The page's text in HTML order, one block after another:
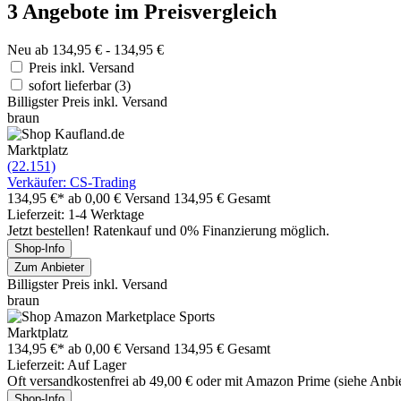
3 Angebote im Preisvergleich
Neu ab 134,95 € - 134,95 €
Preis inkl. Versand
sofort lieferbar(3)
Billigster Preis inkl. Versand
braun
Marktplatz
(22.151)
Verkäufer: CS-Trading
134,95 €* ab 0,00 € Versand 134,95 € Gesamt
Lieferzeit: 1-4 Werktage
Jetzt bestellen! Ratenkauf und 0% Finanzierung möglich.
Shop-Info
Zum Anbieter
Billigster Preis inkl. Versand
braun
Marktplatz
134,95 €* ab 0,00 € Versand 134,95 € Gesamt
Lieferzeit: Auf Lager
Oft versandkostenfrei ab 49,00 € oder mit Amazon Prime (siehe